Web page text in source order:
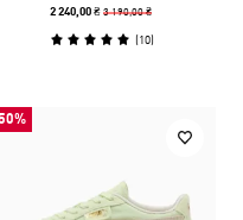
2 240,00 ₴3 190,00 ₴
(10)